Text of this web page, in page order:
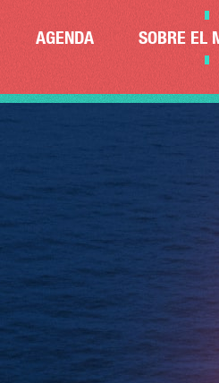
AGENDA SOBRE EL